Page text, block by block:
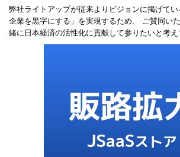
弊社ライトアップが従来よりビジョンに掲げて
企業を黒字にする」を実現するため、 ご賛同い
緒に日本経済の活性化に貢献して参りたいと考え